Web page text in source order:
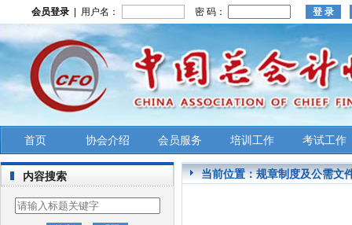
会员登录 | 用户名： 密 码：
首页 协会介绍 会员服务 培训工作 考试工作
内容搜索 当前位置：规章制度及公需文